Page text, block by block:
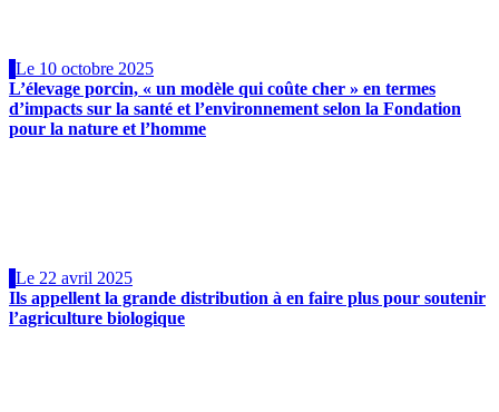
Le 10 octobre 2025
L’élevage porcin, « un modèle qui coûte cher » en termes
d’impacts sur la santé et l’environnement selon la Fondation
pour la nature et l’homme
Le 22 avril 2025
Ils appellent la grande distribution à en faire plus pour soutenir
l’agriculture biologique